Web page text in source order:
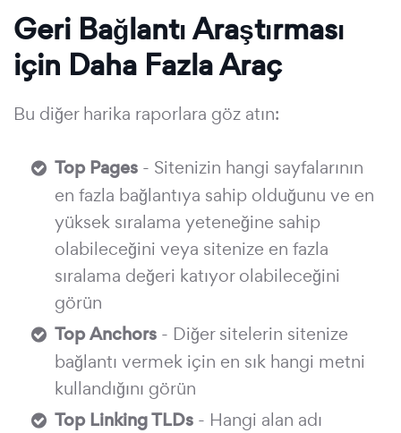
Geri Bağlantı Araştırması
için Daha Fazla Araç
Bu diğer harika raporlara göz atın:
Top Pages - Sitenizin hangi sayfalarının
en fazla bağlantıya sahip olduğunu ve en
yüksek sıralama yeteneğine sahip
olabileceğini veya sitenize en fazla
sıralama değeri katıyor olabileceğini
görün
Top Anchors - Diğer sitelerin sitenize
bağlantı vermek için en sık hangi metni
kullandığını görün
Top Linking TLDs - Hangi alan adı